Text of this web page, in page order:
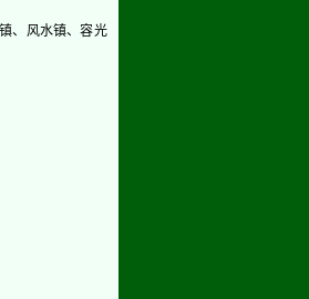
、风水镇、容光